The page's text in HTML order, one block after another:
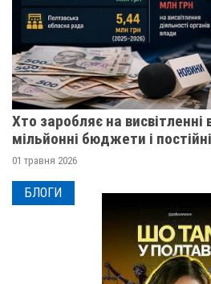
Хто заробляє на
мільйонні бюджети і
01 травня 2026
БЛОГИ